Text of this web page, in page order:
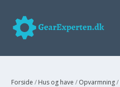
Forside / Hus og have / Opvarmning/